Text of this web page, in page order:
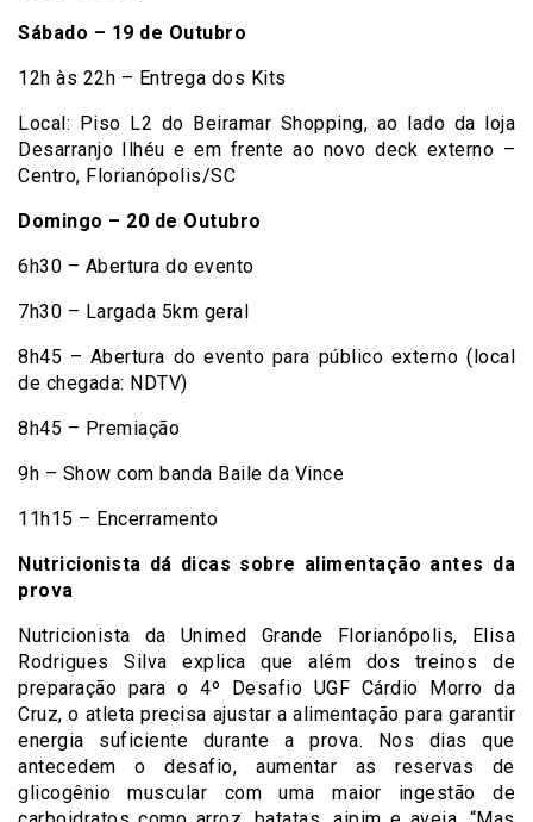
Sábado – 19 de Outubro
12h às 22h – Entrega dos Kits
Local: Piso L2 do Beiramar Shopping, ao lado da loja
Desarranjo Ilhéu e em frente ao novo deck externo –
Centro, Florianópolis/SC
Domingo – 20 de Outubro
6h30 – Abertura do evento
7h30 – Largada 5km geral
8h45 – Abertura do evento para público externo (local
de chegada: NDTV)
8h45 – Premiação
9h – Show com banda Baile da Vince
11h15 – Encerramento
Nutricionista dá dicas sobre alimentação antes da
prova
Nutricionista da Unimed Grande Florianópolis, Elisa
Rodrigues Silva explica que além dos treinos de
preparação para o 4º Desafio UGF Cárdio Morro da
Cruz, o atleta precisa ajustar a alimentação para garantir
energia suficiente durante a prova. Nos dias que
antecedem o desafio, aumentar as reservas de
glicogênio muscular com uma maior ingestão de